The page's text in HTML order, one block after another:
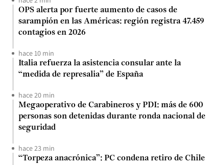
OPS alerta por fuerte aumento de casos de
sarampión en las Américas: región registra 47.459
contagios en 2026
hace 10 min
Italia refuerza la asistencia consular ante la
“medida de represalia” de España
hace 20 min
Megaoperativo de Carabineros y PDI: más de 600
personas son detenidas durante ronda nacional de
seguridad
hace 23 min
“Torpeza anacrónica”: PC condena retiro de Chile